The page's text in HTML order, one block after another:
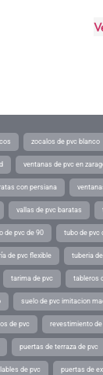
zocalos de pvc blanco
ventanas de pvc en
con persiana
vallas de pvc baratas
de pvc de 90 tubo de pvc
de pvc flexible tuberia
tarima de pvc tableros
suelo de pvc imitacion
de pvc revestimiento de
puertas de terraza de pvc
de pvc puertas de